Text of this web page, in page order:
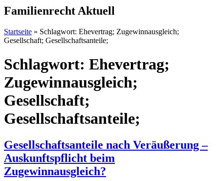
Familienrecht Aktuell
Startseite » Schlagwort: Ehevertrag; Zugewinnausgleich;
Gesellschaft; Gesellschaftsanteile;
Schlagwort: Ehevertrag;
Zugewinnausgleich;
Gesellschaft;
Gesellschaftsanteile;
Gesellschaftsanteile nach Veräußerung –
Auskunftspflicht beim
Zugewinnausgleich?